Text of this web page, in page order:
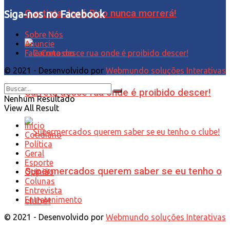
O artista José Rico nunca morrerá!
Carreta desce rua onde é proibido descer!
Supermercados querem saber se eu tenho o
clube!
Siga-nos no Facebook
Sobre Nós
Anuncie
Fale Conosco
© 2021 - Desenvolvido por Webmundo soluções Interativas
Nenhum Resultado
View All Result
Início
Cotidiano
Política
Geral
Esporte
Opinião
Colunas
Entrevista
Entretenimento
© 2021 - Desenvolvido por Webmundo soluções Interativas